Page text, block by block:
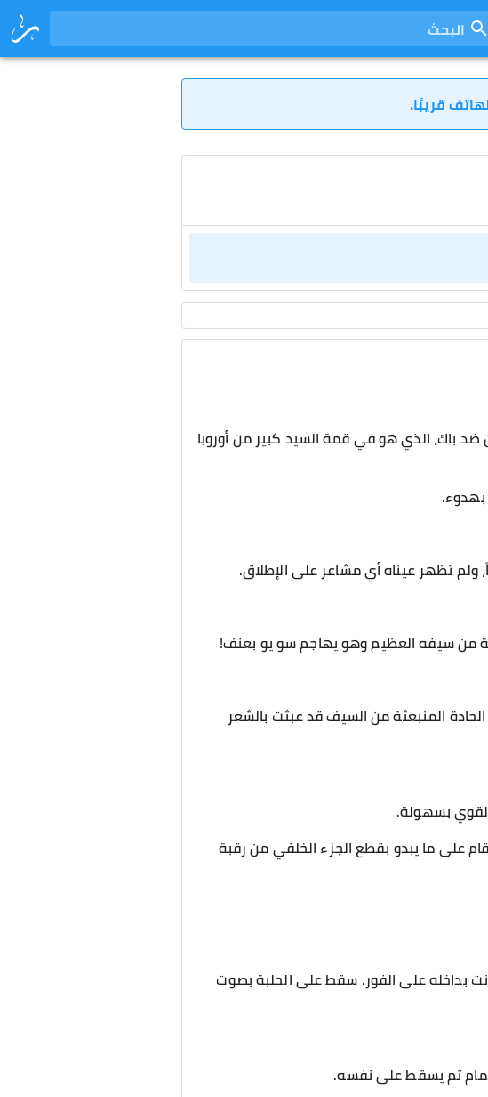
البحث
قريبًا.
ضد باك، الذي هو في قمة السيد كبير من أوروبا
ولم تظهر عيناه أي مشاعر على الإطلاق.
من سيفه العظيم وهو يهاجم سو يو بعنف!
المنبعثة من السيف قد عبثت بالشعر
بسهولة.
على ما يبدو بقطع الجزء الخلفي من رقبة
بداخله على الفور. سقط على الحلبة بصوت
ثم يسقط على نفسه.